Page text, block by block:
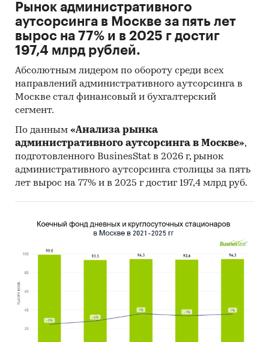
Рынок административного
аутсорсинга в Москве за пять лет
вырос на 77% и в 2025 г достиг
197,4 млрд рублей.
Абсолютным лидером по обороту среди всех
направлений административного аутсорсинга в
Москве стал финансовый и бухгалтерский
сегмент.
По данным «Анализа рынка
административного аутсорсинга в Москве»,
подготовленного BusinesStat в 2026 г, рынок
административного аутсорсинга столицы за пять
лет вырос на 77% и в 2025 г достиг 197,4 млрд руб.